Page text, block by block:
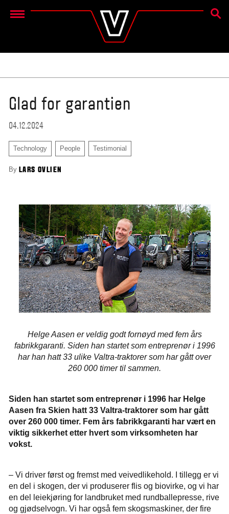
Menu
SØK
Glad for garantien
04.12.2024
Technology People Testimonial
By LARS OVLIEN
Helge Aasen er veldig godt fornøyd med fem års
fabrikkgaranti. Siden han startet som entreprenør i 1996
har han hatt 33 ulike Valtra-traktorer som har gått over
260 000 timer til sammen.
Siden han startet som entreprenør i 1996 har Helge
Aasen fra Skien hatt 33 Valtra-traktorer som har gått
over 260 000 timer. Fem års fabrikkgaranti har vært en
viktig sikkerhet etter hvert som virksomheten har
vokst.
– Vi driver først og fremst med veivedlikehold. I tillegg er vi
en del i skogen, der vi produserer flis og biovirke, og vi har
en del leiekjøring for landbruket med rundballepresse, rive
og gjødselvogn. Vi har også fem skogsmaskiner, der fire